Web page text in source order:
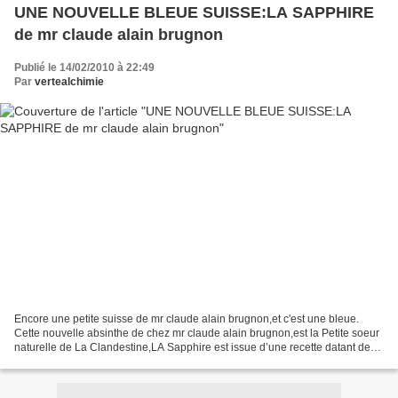
UNE NOUVELLE BLEUE SUISSE:LA SAPPHIRE
de mr claude alain brugnon
Publié le 14/02/2010 à 22:49
Par vertealchimie
Encore une petite suisse de mr claude alain brugnon,et c'est une bleue.
Cette nouvelle absinthe de chez mr claude alain brugnon,est la Petite soeur
naturelle de La Clandestine,LA Sapphire est issue d’une recette datant de